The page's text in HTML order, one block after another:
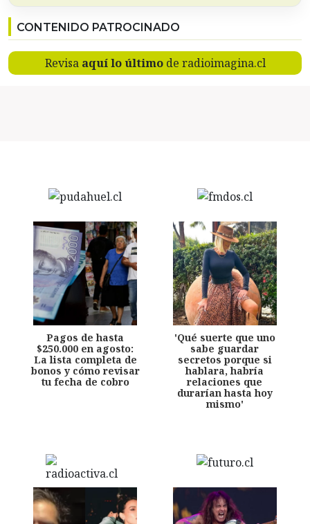
CONTENIDO PATROCINADO
Revisa aquí lo últimode radioimagina.cl
Pagos de hasta
$250.000 en agosto:
La lista completa de
bonos y cómo revisar
tu fecha de cobro
'Qué suerte que uno
sabe guardar
secretos porque si
hablara, habría
relaciones que
durarían hasta hoy
mismo'